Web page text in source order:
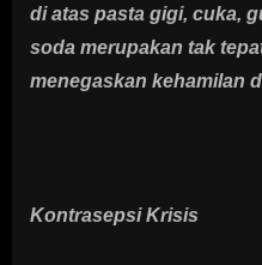
di atas pasta gigi, cuka,
soda merupakan tak
menegaskan kehamilan
Kontrasepsi Krisis